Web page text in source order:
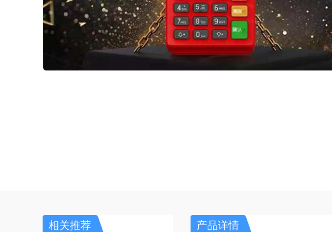
相关推荐 产品详情